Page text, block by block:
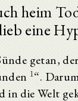
heim
eine
getan,
1 “.
in die Welt